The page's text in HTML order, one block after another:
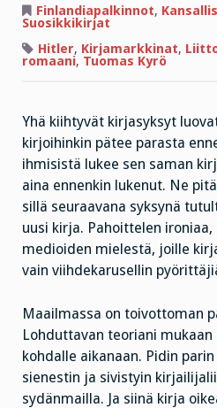
ihastuu
Hitleriin
Finlandiapalkinnot,
Suosikkikirjat
Hitler, Kirjamarkkinat,
romaani, Tuomas Kyrö
Yhä kiihtyvät kirjasyksyt
kirjoihinkin pätee parasta
ihmisistä lukee sen saman
aina ennenkin lukenut. Ne
sillä seuraavana syksynä
uusi kirja. Pahoittelen
medioiden mielestä, joille
vain viihdekarusellin
Maailmassa on toivottoman
Lohduttavan teoriani
kohdalle aikanaan. Pidin
sienestin ja sivistyin
sydänmailla. Ja siinä kirja